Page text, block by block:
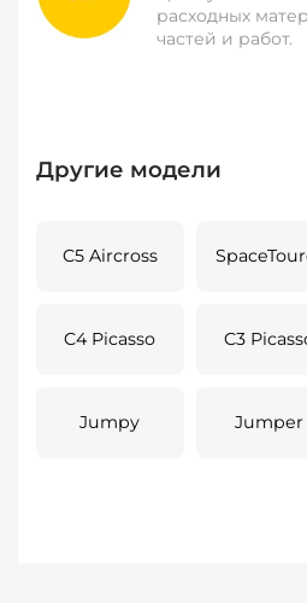
расходных
частей и работ.
Другие модели
C5 Aircross
C4 Picasso C3
Jumpy Jumper